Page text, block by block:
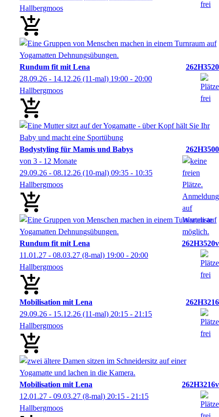
Hallbergmoos
Rundum fit mit Lena
262H3520
28.09.26 - 14.12.26 (11-mal) 19:00 - 20:00
Hallbergmoos
Bodystyling für Mamis und Babys
262H3500
von 3 - 12 Monate
29.09.26 - 08.12.26 (10-mal) 09:35 - 10:35
Hallbergmoos
Rundum fit mit Lena
262H3520v
11.01.27 - 08.03.27 (8-mal) 19:00 - 20:00
Hallbergmoos
Mobilisation mit Lena
262H3216
29.09.26 - 15.12.26 (11-mal) 20:15 - 21:15
Hallbergmoos
Mobilisation mit Lena
262H3216v
12.01.27 - 09.03.27 (8-mal) 20:15 - 21:15
Hallbergmoos